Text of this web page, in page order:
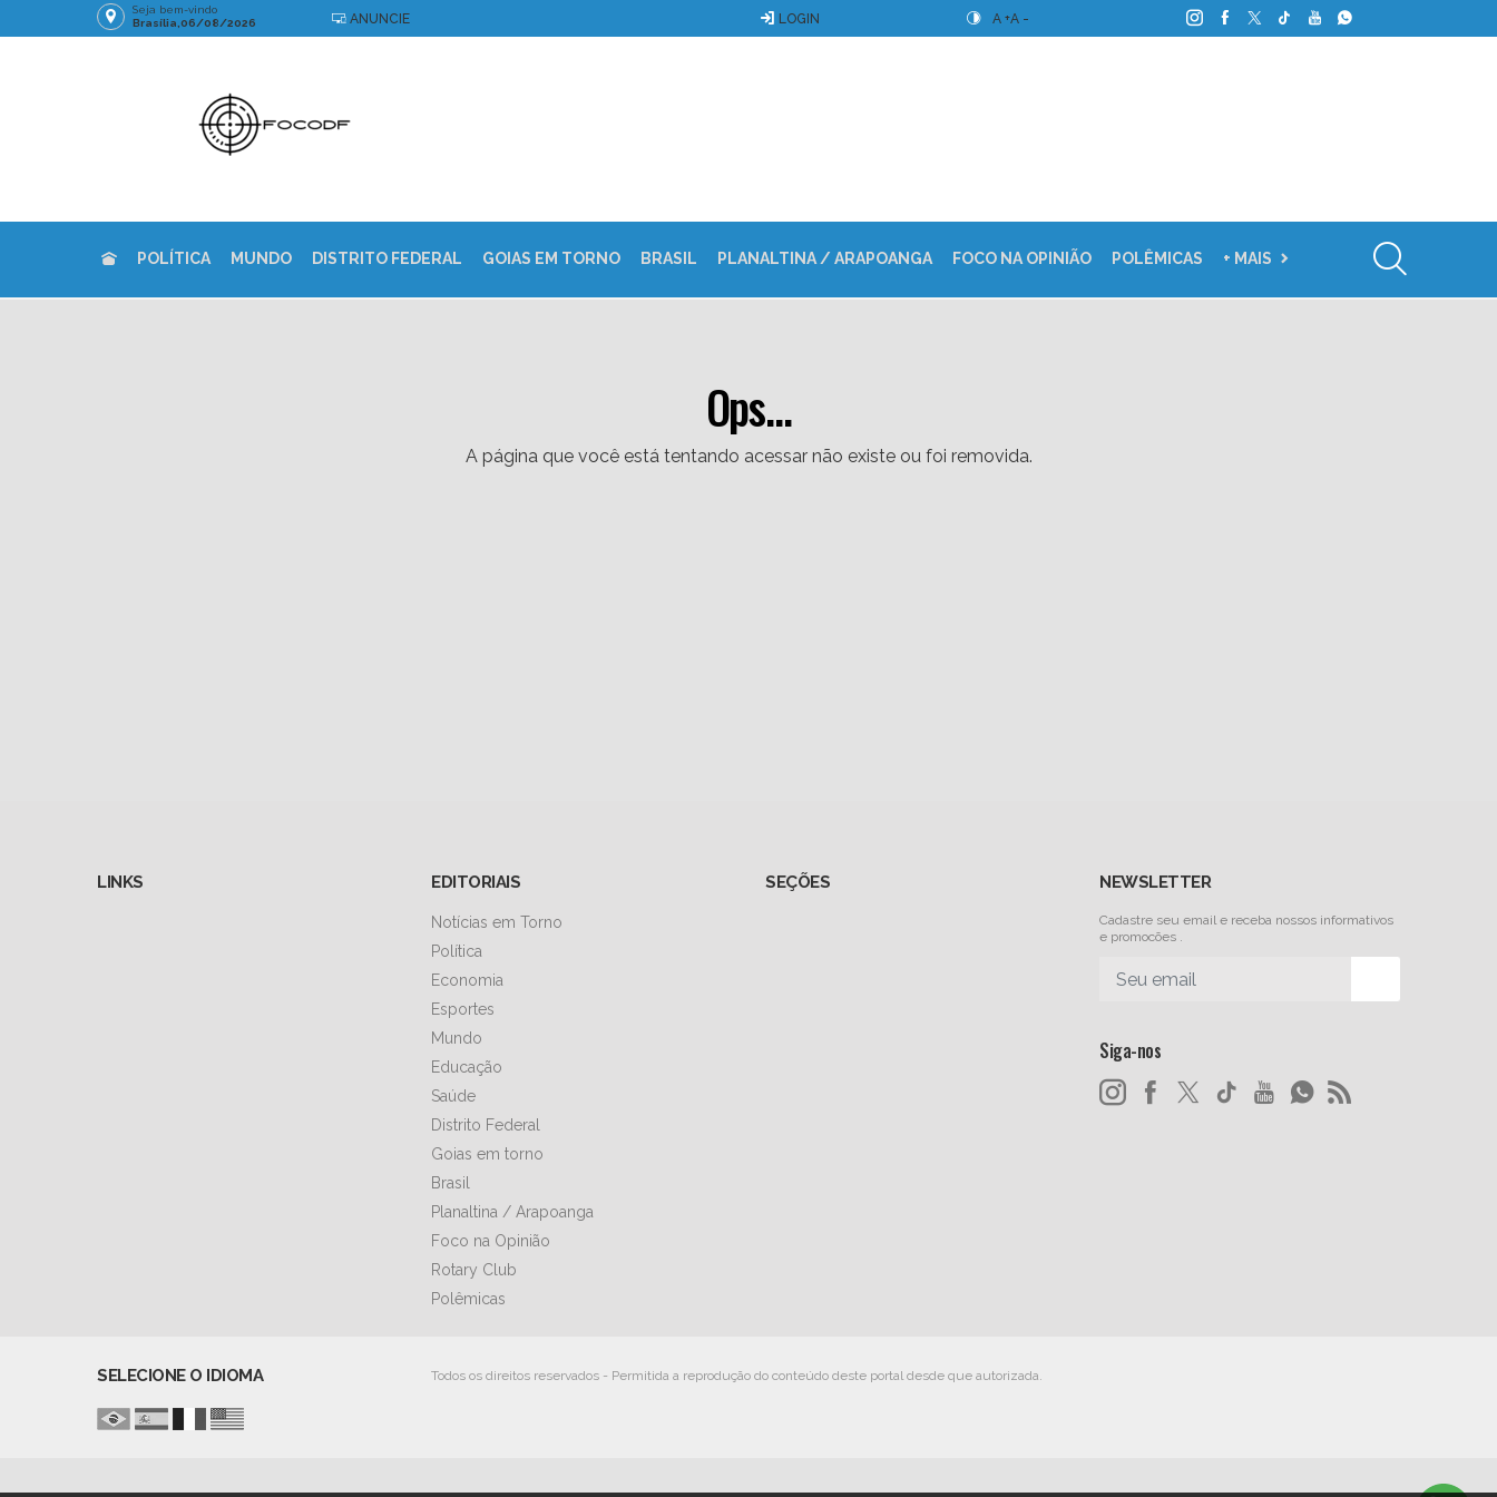
Seja bem-vindo
Brasília,06/08/2026
ANUNCIE LOGIN A +A -
POLÍTICA MUNDO DISTRITO FEDERAL GOIAS EM TORNO BRASIL PLANALTINA / ARAPOANGA FOCO NA OPINIÃO POLÊMICAS + MAIS
Ops...
A página que você está tentando acessar não existe ou foi removida.
LINKS EDITORIAIS
Notícias em Torno
Política
Economia
Esportes
Mundo
Educação
Saúde
Distrito Federal
Goias em torno
Brasil
Planaltina / Arapoanga
Foco na Opinião
Rotary Club
Polêmicas
SEÇÕES NEWSLETTER
Cadastre seu email e receba nossos informativos
e promocões .
Siga-nos
SELECIONE O IDIOMA Todos os direitos reservados - Permitida a reprodução do conteúdo deste portal desde que autorizada.